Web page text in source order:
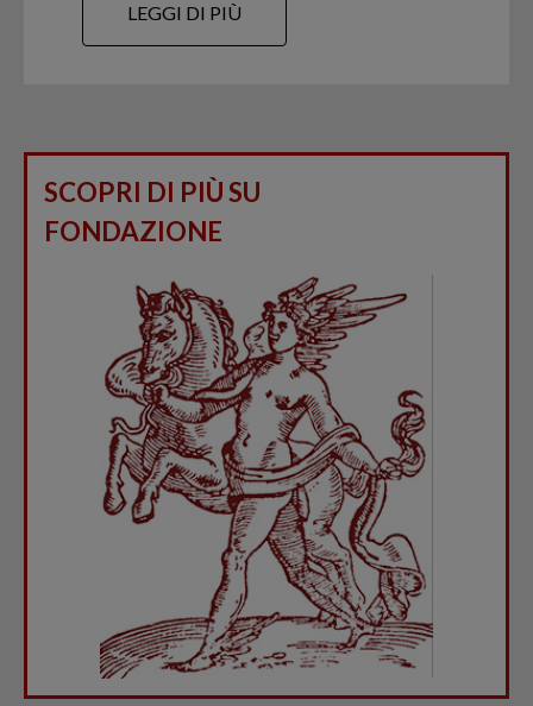
LEGGI DI PIÙ
SCOPRI DI PIÙ SU
FONDAZIONE